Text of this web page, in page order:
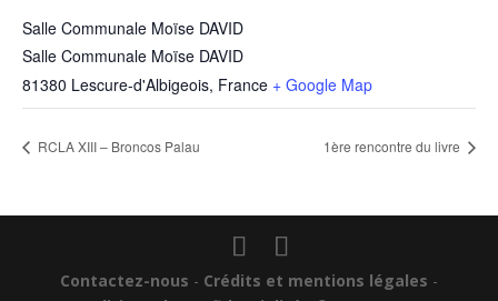
Salle Communale Moïse DAVID
Salle Communale Moïse DAVID
81380 Lescure-d'Albigeois, France + Google Map
RCLA XIII – Broncos Palau 1ère rencontre du livre
Contactez-nous - Crédits et mentions légales -